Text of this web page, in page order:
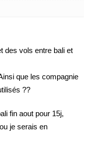
des vols entre bali et
que les compagnie
??
fin aout pour 15j,
je serais en